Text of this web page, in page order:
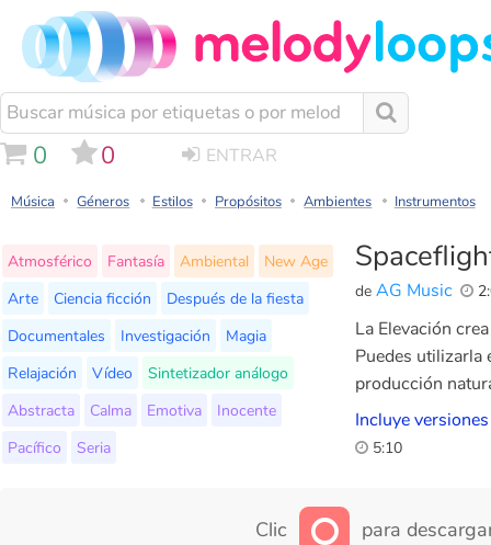
0 0 ENTRAR
Música Géneros Estilos Propósitos Ambientes Instrumentos
de AG Music
Atmosférico Fantasía Ambiental
New Age
Arte
Ciencia ficción
Después de la fiesta
Documentales
Investigación
Magia
Relajación
Vídeo
Sintetizador análogo
Abstracta
Calma Emotiva
Inocente
Pacífico
Seria
La Elevación
Puedes utilizarla
producción
Incluye
5:10
Clic para